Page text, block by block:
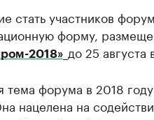
стать участников
форму,
2018»_до 25 августа
тема форума в 2018
нацелена на